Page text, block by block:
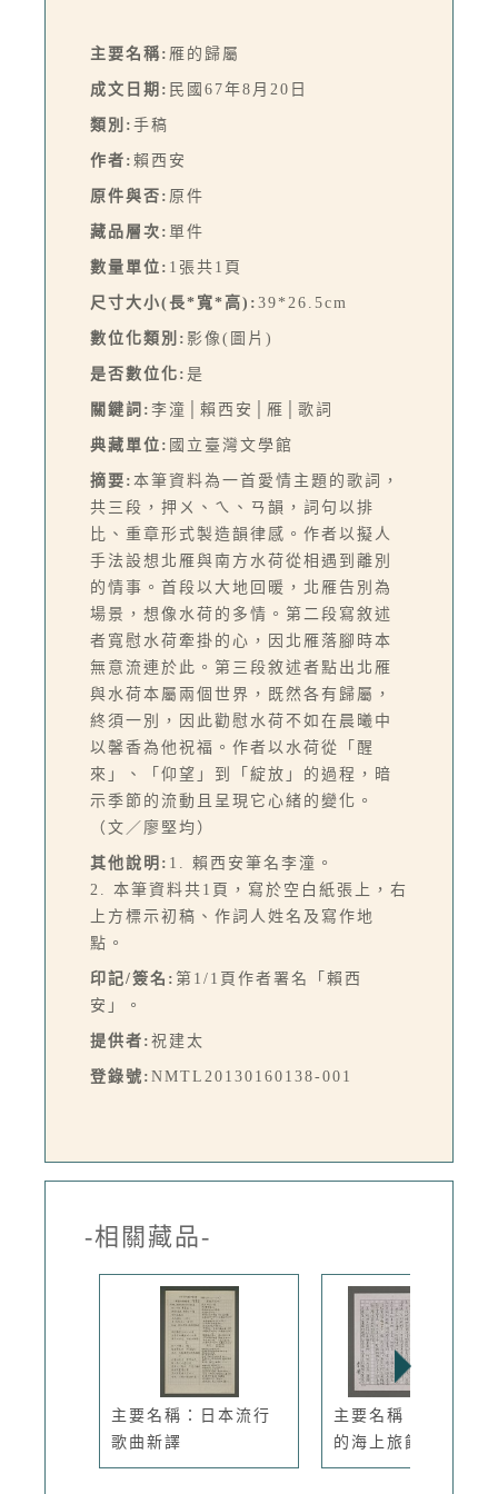
主要名稱: 雁的歸屬
成文日期: 民國67年8月20日
類別: 手稿
作者: 賴西安
原件與否: 原件
藏品層次: 單件
數量單位: 1張共1頁
尺寸大小(長*寬*高): 39*26.5cm
數位化類別: 影像(圖片)
是否數位化: 是
關鍵詞: 李潼│賴西安│雁│歌詞
典藏單位: 國立臺灣文學館
摘要: 本筆資料為一首愛情主題的歌詞，
共三段，押ㄨ、ㄟ、ㄢ韻，詞句以排
比、重章形式製造韻律感。作者以擬人
手法設想北雁與南方水荷從相遇到離別
的情事。首段以大地回暖，北雁告別為
場景，想像水荷的多情。第二段寫敘述
者寬慰水荷牽掛的心，因北雁落腳時本
無意流連於此。第三段敘述者點出北雁
與水荷本屬兩個世界，既然各有歸屬，
終須一別，因此勸慰水荷不如在晨曦中
以馨香為他祝福。作者以水荷從「醒
來」、「仰望」到「綻放」的過程，暗
示季節的流動且呈現它心緒的變化。
（文／廖堅均）
其他說明: 1. 賴西安筆名李潼。
2. 本筆資料共1頁，寫於空白紙張上，右
上方標示初稿、作詞人姓名及寫作地
點。
印記/簽名: 第1/1頁作者署名「賴西
安」。
提供者: 祝建太
登錄號: NMTL20130160138-001
-相關藏品-
主要名稱：日本流行
歌曲新譯
主要名稱：兩艘浮盪
的海上旅館...